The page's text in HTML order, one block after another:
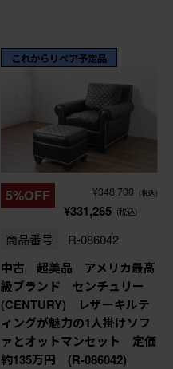
これからリペア予定品
5%OFF ¥348,700 (税込)
¥331,265 (税込)
商品番号 R-086042
中古 超美品 アメリカ最高
級ブランド センチュリー
(CENTURY) レザーキルテ
ィングが魅力の1人掛けソフ
ァとオットマンセット 定価
約135万円 (R-086042)